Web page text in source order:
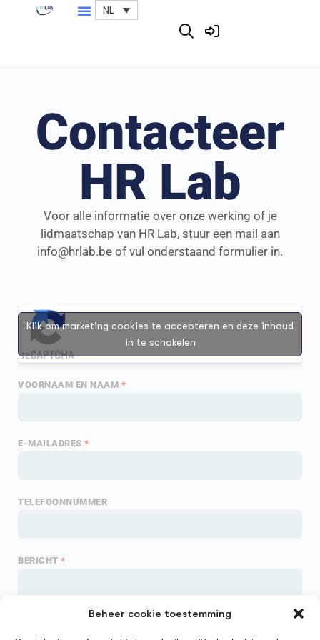
Beheer cookie toestemming
NL
Contacteer
HR Lab
Voor alle informatie over onze werking of je
lidmaatschap van HR Lab, stuur een mail aan
info@hrlab.be of vul onderstaand formulier in.
Klik om marketing cookies te accepteren en deze inhoud
in te schakelen
VOORNAAM EN NAAM *
E-MAILADRES *
TELEFOONNUMMER
BERICHT *